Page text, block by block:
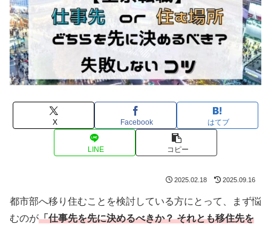
X Facebook はてブ
LINE コピー
2025.02.18 2025.09.16
都市部へ移り住むことを検討している方にとって、まず悩
むのが「仕事先を先に決めるべきか？ それとも移住先を